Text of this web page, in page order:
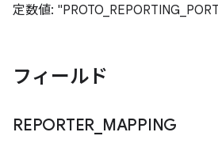
定数値:
フィールド
REPORTER MAPPING